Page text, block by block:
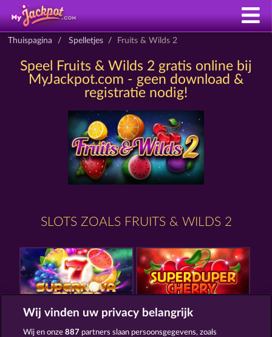
Thuispagina Spelletjes Fruits & Wilds 2
Speel Fruits & Wilds 2 gratis online bij
MyJackpot.com - geen download &
registratie nodig!
SLOTS ZOALS FRUITS & WILDS 2
SUPER DUPER CHERRY
Wij vinden uw privacy belangrijk
Wij en onze887 partners slaan persoonsgegevens, zoals